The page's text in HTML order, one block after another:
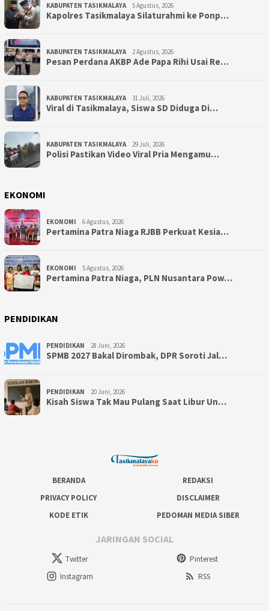
KABUPATEN TASIKMALAYA 5 Agustus, 2026
Kapolres Tasikmalaya Silaturahmi ke Ponp…
KABUPATEN TASIKMALAYA 2 Agustus, 2026
Pesan Perdana AKBP Ade Papa Rihi Usai Re…
KABUPATEN TASIKMALAYA 31 Juli, 2026
Viral di Tasikmalaya, Siswa SD Diduga Di…
KABUPATEN TASIKMALAYA 29 Juli, 2026
Polisi Pastikan Video Viral Pria Mengamu…
EKONOMI
EKONOMI 6 Agustus, 2026
Pertamina Patra Niaga RJBB Perkuat Kesia…
EKONOMI 5 Agustus, 2026
Pertamina Patra Niaga, PLN Nusantara Pow…
PENDIDIKAN
PENDIDIKAN 28 Juni, 2026
SPMB 2027 Bakal Dirombak, DPR Soroti Jal…
PENDIDIKAN 20 Juni, 2026
Kisah Siswa Tak Mau Pulang Saat Libur Un…
BERANDA
REDAKSI
PRIVACY POLICY
DISCLAIMER
KODE ETIK
PEDOMAN MEDIA SIBER
JARINGAN SOCIAL
Twitter
Pinterest
Instagram
RSS